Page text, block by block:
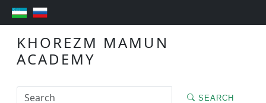
KHOREZM MAMUN
ACADEMY
SEARCH